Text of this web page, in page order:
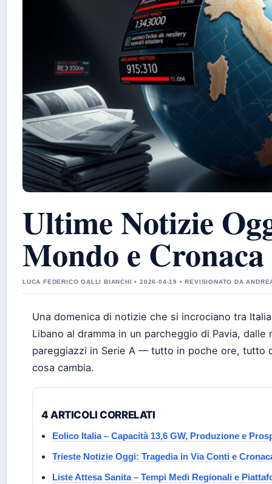
Ultime Notizie
Mondo e
LUCA FEDERICO GALLI BIANCHI • 2026-04-19 • REVISIONATO DA
Una domenica di notizie che si incrociano tra
Libano al dramma in un parcheggio di Pavia,
pareggiazzi in Serie A — tutto in poche ore, tutto
cosa cambia.
4 ARTICOLI CORRELATI
Eolico Italia – Capacità 13,6 GW, Produzione e
Trieste Notizie Oggi: Tragedia in Via Conti e
Liste Attesa Sanita – Tempi Medi Regionali e